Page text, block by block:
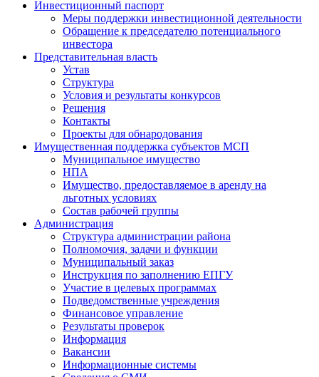
Инвестиционный паспорт
Меры поддержки инвестиционной деятельности
Обращение к председателю потенциального
инвестора
Представительная власть
Устав
Структура
Условия и результаты конкурсов
Решения
Контакты
Проекты для обнародования
Имущественная поддержка субъектов МСП
Муниципальное имущество
НПА
Имущество, предоставляемое в аренду на
льготных условиях
Состав рабочей группы
Администрация
Структура администрации района
Полномочия, задачи и функции
Муниципальный заказ
Инструкция по заполнению ЕПГУ
Участие в целевых программах
Подведомственные учреждения
Финансовое управление
Результаты проверок
Информация
Вакансии
Информационные системы